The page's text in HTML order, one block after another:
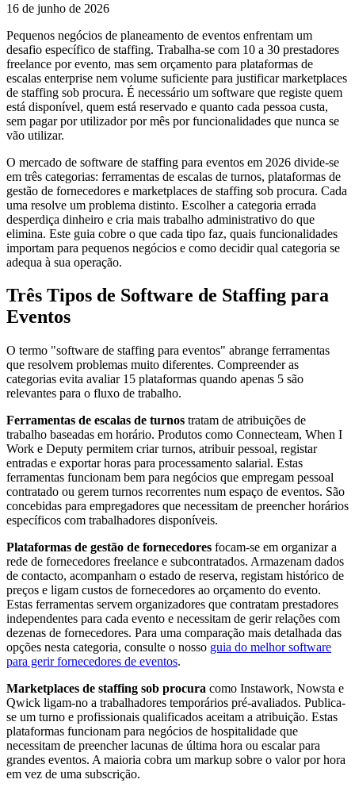
16 de junho de 2026
Pequenos negócios de planeamento de eventos enfrentam um
desafio específico de staffing. Trabalha-se com 10 a 30 prestadores
freelance por evento, mas sem orçamento para plataformas de
escalas enterprise nem volume suficiente para justificar marketplaces
de staffing sob procura. É necessário um software que registe quem
está disponível, quem está reservado e quanto cada pessoa custa,
sem pagar por utilizador por mês por funcionalidades que nunca se
vão utilizar.
O mercado de software de staffing para eventos em 2026 divide-se
em três categorias: ferramentas de escalas de turnos, plataformas de
gestão de fornecedores e marketplaces de staffing sob procura. Cada
uma resolve um problema distinto. Escolher a categoria errada
desperdiça dinheiro e cria mais trabalho administrativo do que
elimina. Este guia cobre o que cada tipo faz, quais funcionalidades
importam para pequenos negócios e como decidir qual categoria se
adequa à sua operação.
Três Tipos de Software de Staffing para
Eventos
O termo "software de staffing para eventos" abrange ferramentas
que resolvem problemas muito diferentes. Compreender as
categorias evita avaliar 15 plataformas quando apenas 5 são
relevantes para o fluxo de trabalho.
Ferramentas de escalas de turnos tratam de atribuições de
trabalho baseadas em horário. Produtos como Connecteam, When I
Work e Deputy permitem criar turnos, atribuir pessoal, registar
entradas e exportar horas para processamento salarial. Estas
ferramentas funcionam bem para negócios que empregam pessoal
contratado ou gerem turnos recorrentes num espaço de eventos. São
concebidas para empregadores que necessitam de preencher horários
específicos com trabalhadores disponíveis.
Plataformas de gestão de fornecedores focam-se em organizar a
rede de fornecedores freelance e subcontratados. Armazenam dados
de contacto, acompanham o estado de reserva, registam histórico de
preços e ligam custos de fornecedores ao orçamento do evento.
Estas ferramentas servem organizadores que contratam prestadores
independentes para cada evento e necessitam de gerir relações com
dezenas de fornecedores. Para uma comparação mais detalhada das
opções nesta categoria, consulte o nosso guia do melhor software
para gerir fornecedores de eventos.
Marketplaces de staffing sob procura como Instawork, Nowsta e
Qwick ligam-no a trabalhadores temporários pré-avaliados. Publica-
se um turno e profissionais qualificados aceitam a atribuição. Estas
plataformas funcionam para negócios de hospitalidade que
necessitam de preencher lacunas de última hora ou escalar para
grandes eventos. A maioria cobra um markup sobre o valor por hora
em vez de uma subscrição.